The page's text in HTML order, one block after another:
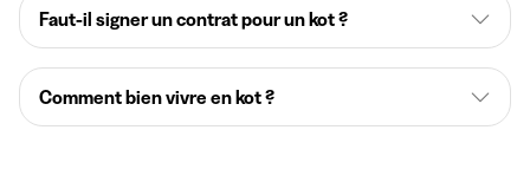
Faut-il signer un contrat pour un kot ?
Comment bien vivre en kot ?